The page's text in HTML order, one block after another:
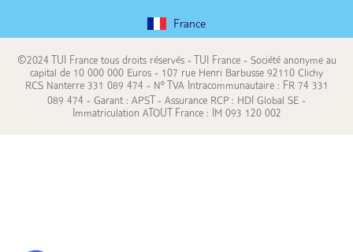
France
©2024 TUI France tous droits réservés - TUI France - Société anonyme au
capital de 10 000 000 Euros - 107 rue Henri Barbusse 92110 Clichy
RCS Nanterre 331 089 474 - N° TVA Intracommunautaire : FR 74 331
089 474 - Garant : APST - Assurance RCP : HDI Global SE -
Immatriculation ATOUT France : IM 093 120 002